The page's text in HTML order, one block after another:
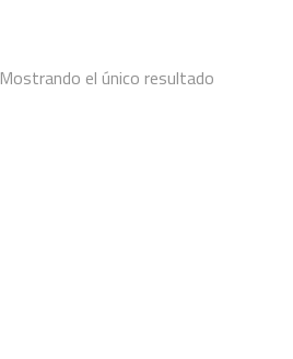
Mostrando el único resultado